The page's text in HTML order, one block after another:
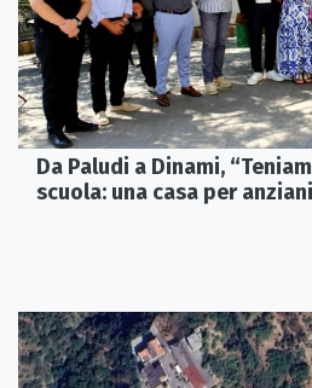
Da Paludi a Dinami,
scuola: una casa per